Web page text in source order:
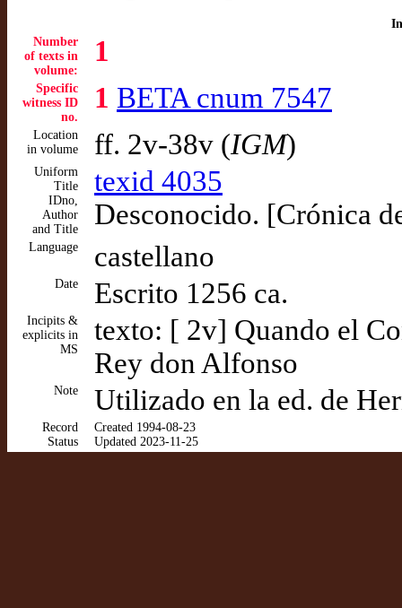
Number
of texts in
volume:
1
Specific
witness ID
no.
1 BETA cnum 7547
Location
in volume
ff. 2v-38v (IGM)
Uniform
Title
IDno,
Author
and Title
texid 4035
Desconocido. [Crónica
Language castellano
Date Escrito 1256 ca.
Incipits &
explicits in
MS
texto: [ 2v] Quando el
Rey don Alfonso
Note Utilizado en la ed. de
Record
Status
Created 1994-08-23
Updated 2023-11-25